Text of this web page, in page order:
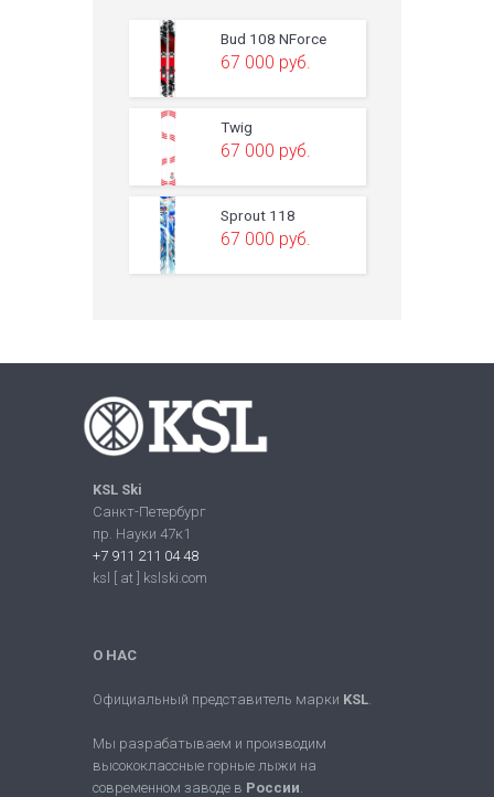
Bud 108 NForce
67 000 руб.
Twig
67 000 руб.
Sprout 118
67 000 руб.
KSL Ski
Санкт-Петербург
пр. Науки 47к1
+7 911 211 04 48
ksl [ at ] kslski.com
О НАС
Официальный представитель марки KSL
Мы разрабатываем и производим
высококлассные горные лыжи на
современном заводе в России